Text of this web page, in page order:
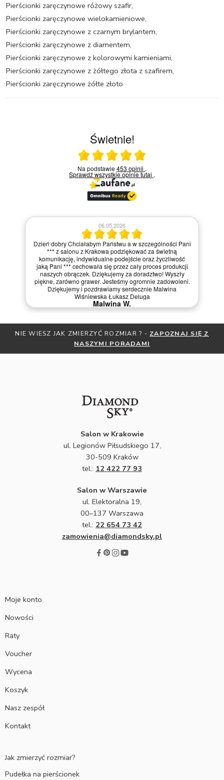
Pierścionki zaręczynowe różowy szafir,
Pierścionki zaręczynowe wielokamieniowe,
Pierścionki zaręczynowe z czarnym brylantem,
Pierścionki zaręczynowe z diamentem,
Pierścionki zaręczynowe z kolorowymi kamieniami,
Pierścionki zaręczynowe z żółtego złota z szafirem,
Pierścionki zaręczynowe żółte złoto
Świetnie!
Ocena średnia 5 na 5
Na podstawie453 opinii .
Sprawdź wszystkie opinietutaj .
06.05.2026
Dzień dobry Chciałabym Państwu a w szczególności Pani
*** z salonu z Krakowa podziękować za świetną
komunikację, indywidualne podejście oraz życzliwość
jaką Pani *** cechowała się przez cały proces produkcji
naszych obrączek. Dziękujemy za doradztwo! Wyszły
piękne, zarówno grawer. Jesteśmy ogromnie zadowoleni.
Dziękujemy i pozdrawiamy serdecznie Malwina
Wiśniewska Łukasz Deluga
Malwina W.
NIE WIESZ JAK ZMIERZYĆ ROZMIAR ? - ZAPOZNAJ SIĘ Z
NASZYMI PORADAMI
Salon w Krakowie
ul. Legionów Piłsudskiego 17,
30-509 Kraków
tel.: 12 422 77 93
Salon w Warszawie
ul. Elektoralna 19,
00–137 Warszawa
tel.: 22 654 73 42
zamowienia@diamondsky.pl
Moje konto
Nowości
Raty
Voucher
Wycena
Koszyk
Nasz zespół
Kontakt
Jak zmierzyć rozmiar?
Pudełka na pierścionek